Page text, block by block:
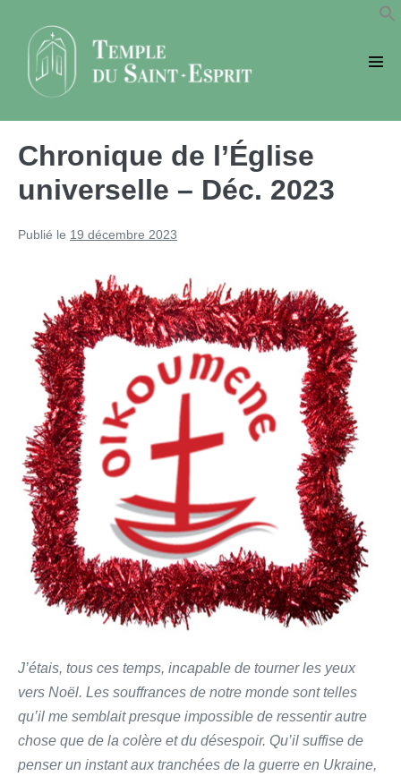
contenu
Chronique de l’Église
universelle – Déc. 2023
Publié le 19 décembre 2023
J’étais, tous ces temps, incapable de tourner les yeux
vers Noël. Les souffrances de notre monde sont telles
qu’il me semblait presque impossible de ressentir autre
chose que de la colère et du désespoir. Qu’il suffise de
penser un instant aux tranchées de la guerre en Ukraine,